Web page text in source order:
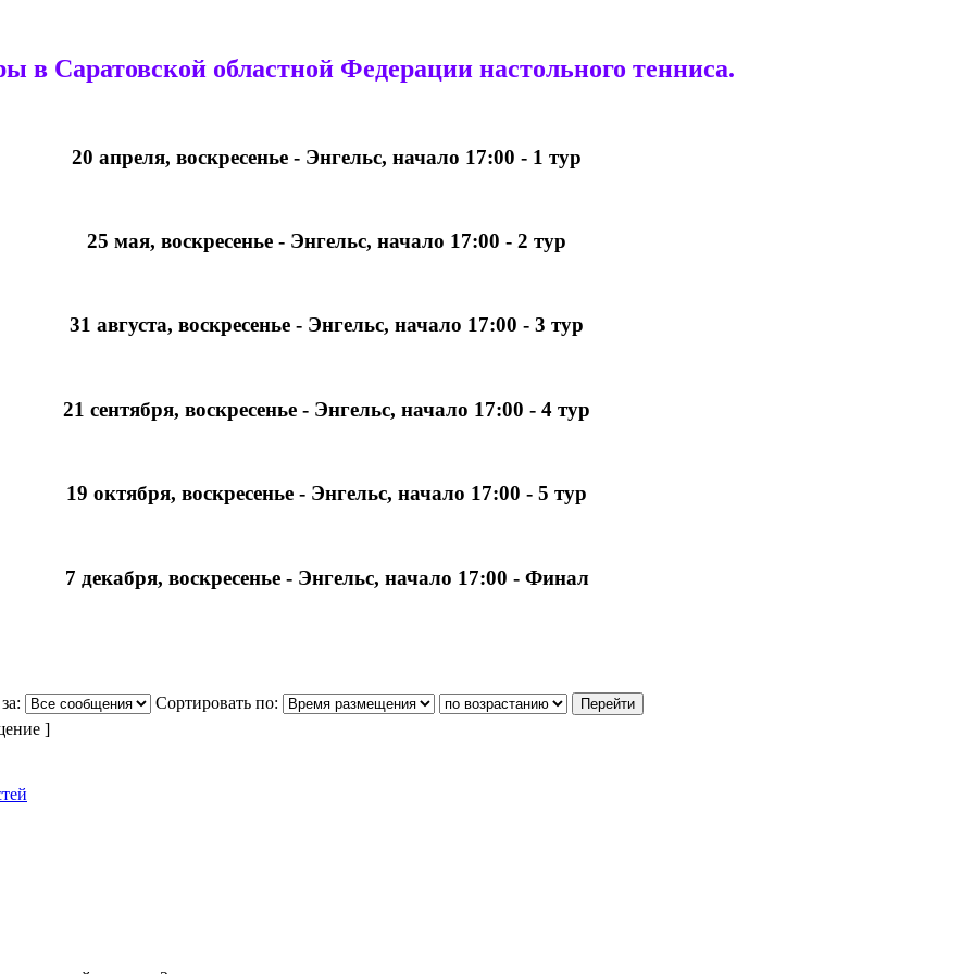
в Саратовской областной Федерации настольного тенниса.
20 апреля, воскресенье - Энгельс, начало 17:00 - 1 тур
25 мая, воскресенье - Энгельс, начало 17:00 - 2 тур
31 августа, воскресенье - Энгельс, начало 17:00 - 3 тур
21 сентября, воскресенье - Энгельс, начало 17:00 - 4 тур
19 октября, воскресенье - Энгельс, начало 17:00 - 5 тур
7 декабря, воскресенье - Энгельс, начало 17:00 - Финал
Сортировать по:
]